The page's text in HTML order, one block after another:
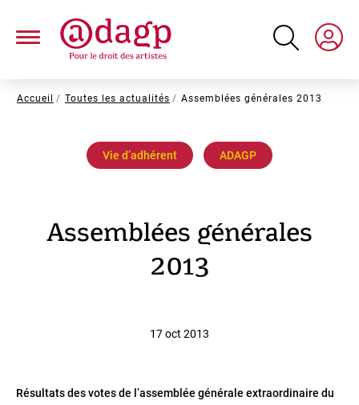
contenu
Fil
Accueil Toutes les actualités Assemblées générales 2013
Vie dʼadhérent ADAGP
Assemblées générales
2013
17 oct 2013
Résultats des votes de l’assemblée générale extraordinaire du